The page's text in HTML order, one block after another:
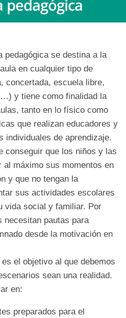
pedagógica
pedagógica se destina a la
en cualquier tipo de
concertada, escuela libre,
y tiene como finalidad la
tanto en lo físico como
que realizan educadores y
individuales de aprendizaje.
conseguir que los niños y las
al máximo sus momentos en
y que no tengan la
sus actividades escolares
vida social y familiar. Por
necesitan pautas para
desde la motivación en
el objetivo al que debemos
sean una realidad.
en:
preparados para el